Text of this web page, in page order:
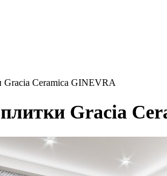
Gracia Ceramica GINEVRA
Gracia